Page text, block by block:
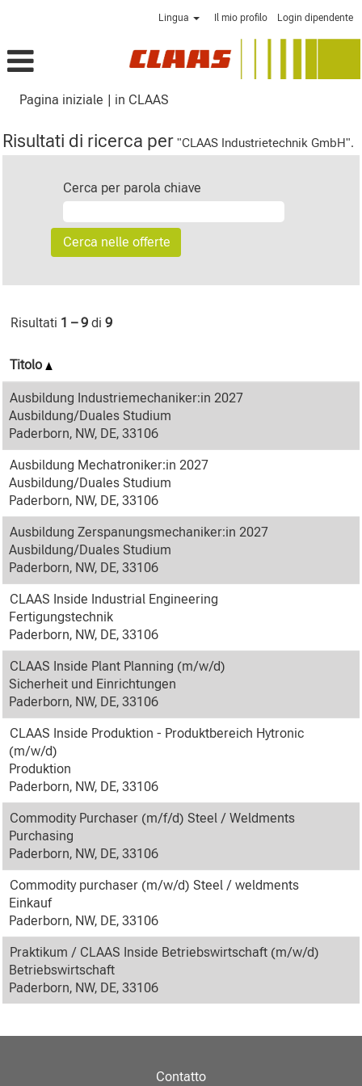
Lingua Il mio profilo Login dipendente
Pagina iniziale | in CLAAS
Risultati di ricerca per "CLAAS Industrietechnik GmbH".
Cerca per parola chiave
Risultati 1 – 9 di 9
Titolo
Ausbildung Industriemechaniker:in 2027
Ausbildung/Duales Studium
Paderborn, NW, DE, 33106
Ausbildung Mechatroniker:in 2027
Ausbildung/Duales Studium
Paderborn, NW, DE, 33106
Ausbildung Zerspanungsmechaniker:in 2027
Ausbildung/Duales Studium
Paderborn, NW, DE, 33106
CLAAS Inside Industrial Engineering
Fertigungstechnik
Paderborn, NW, DE, 33106
CLAAS Inside Plant Planning (m/w/d)
Sicherheit und Einrichtungen
Paderborn, NW, DE, 33106
CLAAS Inside Produktion - Produktbereich Hytronic
(m/w/d)
Produktion
Paderborn, NW, DE, 33106
Commodity Purchaser (m/f/d) Steel / Weldments
Purchasing
Paderborn, NW, DE, 33106
Commodity purchaser (m/w/d) Steel / weldments
Einkauf
Paderborn, NW, DE, 33106
Praktikum / CLAAS Inside Betriebswirtschaft (m/w/d)
Betriebswirtschaft
Paderborn, NW, DE, 33106
Contatto